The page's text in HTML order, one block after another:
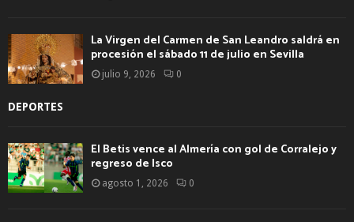
La Virgen del Carmen de San Leandro saldrá en
procesión el sábado 11 de julio en Sevilla
julio 9, 2026 0
DEPORTES
El Betis vence al Almería con gol de Corralejo y
regreso de Isco
agosto 1, 2026 0